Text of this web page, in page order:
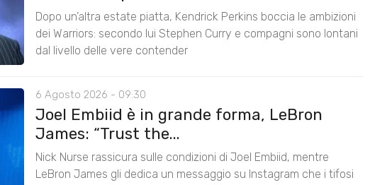
Dopo un’altra estate piatta, Kendrick Perkins boccia le ambizioni
dei Warriors: secondo lui Stephen Curry e compagni sono lontani
dal livello delle vere contender
6 Agosto 2026 - 09:30
Joel Embiid è in grande forma, LeBron
James: “Trust the...
Nick Nurse rassicura sulle condizioni di Joel Embiid, mentre
LeBron James gli dedica un messaggio su Instagram che i tifosi